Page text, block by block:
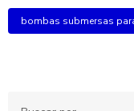
bombas submersas